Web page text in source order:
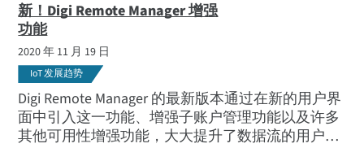
新！Digi Remote Manager 增强
功能
2020 年 11 月 19 日
IoT 发展趋势
Digi Remote Manager 的最新版本通过在新的用户界
面中引入这一功能、增强子账户管理功能以及许多
其他可用性增强功能，大大提升了数据流的用户体